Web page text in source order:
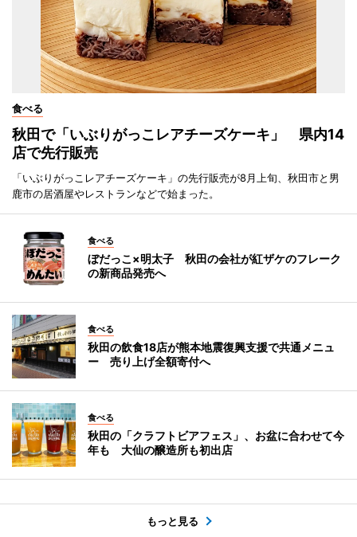
食べる
秋田で「いぶりがっこレアチーズケーキ」 県内14
店で先行販売
「いぶりがっこレアチーズケーキ」の先行販売が8月上旬、秋田市と男
鹿市の居酒屋やレストランなどで始まった。
食べる
ぼだっこ×明太子 秋田の会社が紅ザケのフレーク
の新商品発売へ
食べる
秋田の飲食18店が熊本地震復興支援で共通メニュ
ー 売り上げ全額寄付へ
食べる
秋田の「クラフトビアフェス」、お盆に合わせて今
年も 大仙の醸造所も初出店
もっと見る